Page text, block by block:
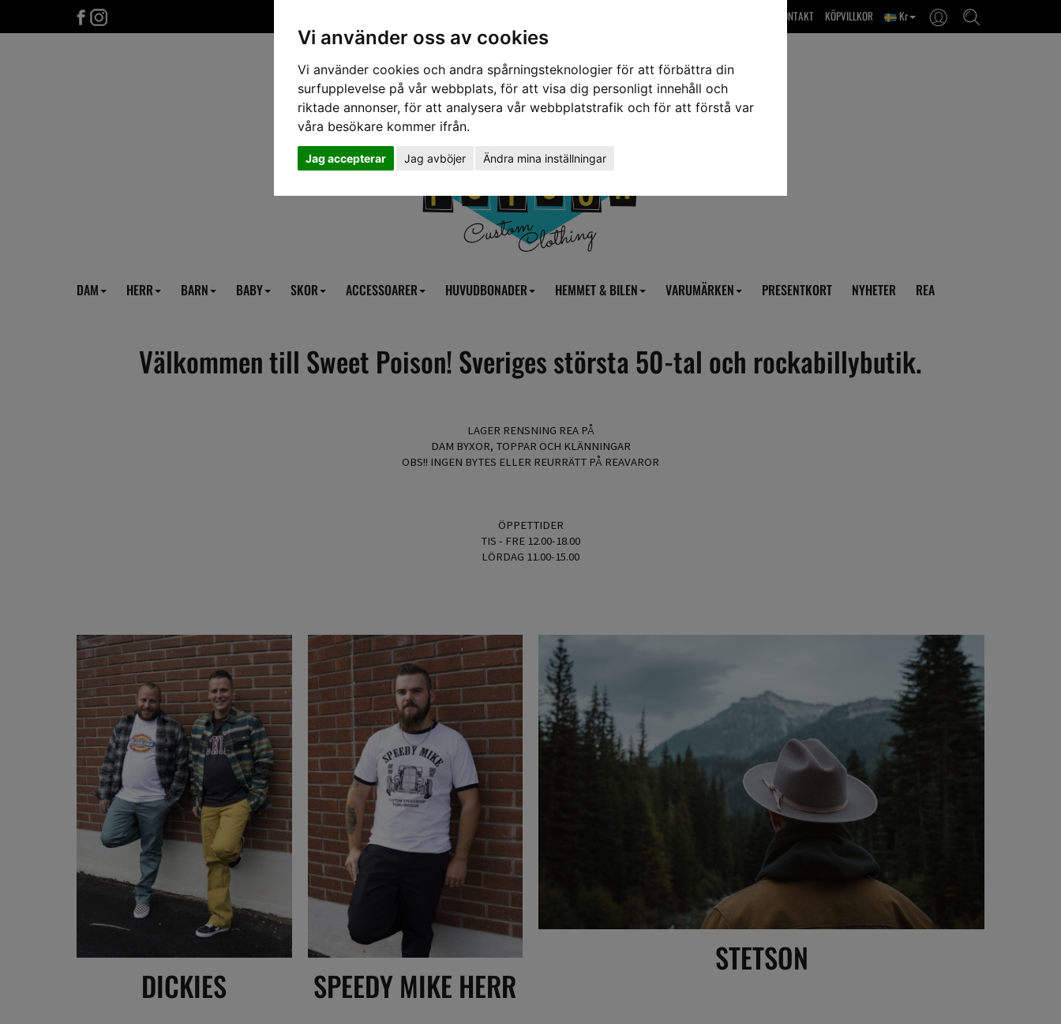
Vi använder oss av cookies
Vi använder cookies och andra spårningsteknologier för att förbättra din
surfupplevelse på vår webbplats, för att visa dig personligt innehåll och
riktade annonser, för att analysera vår webbplatstrafik och för att förstå var
våra besökare kommer ifrån.
Jag accepterar Jag avböjer Ändra mina inställningar
Kr
KÖPVILLKOR
OM OSS & KONTAKT
DAM HERR BARN BABY SKOR ACCESSOARER HUVUDBONADER HEMMET & BILEN VARUMÄRKEN PRESENTKORT NYHETER REA
Välkommen till Sweet Poison! Sveriges största 50-tal och rockabillybutik.
LAGER RENSNING REA PÅ
DAM BYXOR, TOPPAR OCH KLÄNNINGAR
OBS!! INGEN BYTES ELLER REURRÄTT PÅ REAVAROR
ÖPPETTIDER
TIS - FRE 12.00-18.00
LÖRDAG 11.00-15.00
DICKIES SPEEDY MIKE HERR
STETSON